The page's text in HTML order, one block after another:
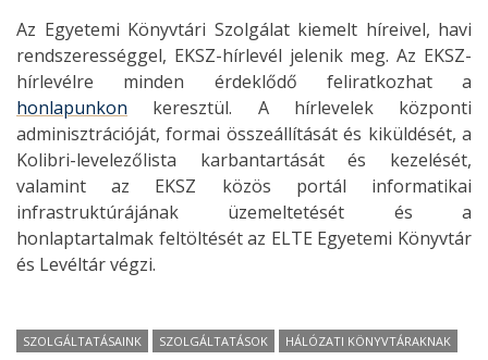
Az Egyetemi Könyvtári Szolgálat kiemelt híreivel, havi
rendszerességgel, EKSZ-hírlevél jelenik meg. Az EKSZ-
hírlevélre minden érdeklődő feliratkozhat a
honlapunkon keresztül. A hírlevelek központi
adminisztrációját, formai összeállítását és kiküldését, a
Kolibri-levelezőlista karbantartását és kezelését,
valamint az EKSZ közös portál informatikai
infrastruktúrájának üzemeltetését és a
honlaptartalmak feltöltését az ELTE Egyetemi Könyvtár
és Levéltár végzi.
SZOLGÁLTATÁSAINK SZOLGÁLTATÁSOK HÁLÓZATI KÖNYVTÁRAKNAK